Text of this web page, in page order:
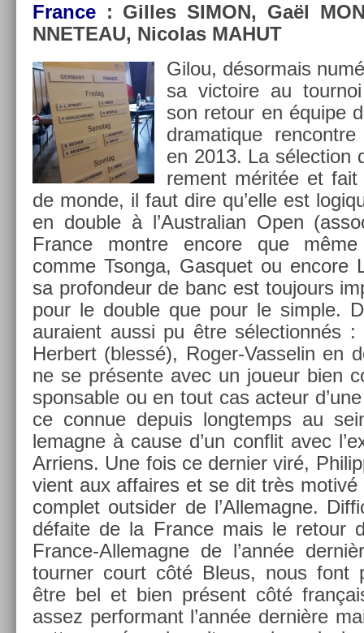
Fran­ce : Gil­les SIMON, Gaël
NNETEAU, Nicolas MAHUT
Gilou, désor­mais
sa vic­toire au
son re­tour en équipe
dramatique
en 2013. La sélec­tion
re­ment méritée et
de monde, il faut dire qu’elle est
en doub­le à l’Australian Open
Fran­ce montre en­core que
comme Tson­ga, Gas­quet ou en­core
sa pro­fon­deur de banc est toujours
pour le doub­le que pour le sim­ple.
auraient aussi pu être sélec­tionnés
Her­bert (blessé), Roger-Vasselin en
ne se présente avec un joueur bien
spons­able ou en tout cas ac­teur
ce con­nue de­puis longtemps au
lemag­ne à cause d’un con­flit avec
Ar­riens. Une fois ce de­rni­er viré,
vient aux af­faires et se dit très
com­plet out­sid­er de l’Al­lemag­ne.
défaite de la Fran­ce mais le re­tour
France-Allemagne de l’année
tourn­er court côté Bleus, nous font
être bel et bien présent côté
assez per­for­mant l’année dernière